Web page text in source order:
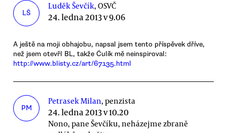
LŠ
Luděk Ševčík, OSVČ
24. ledna 2013 v 9.06
A ještě na moji obhajobu, napsal jsem tento příspěvek dříve,
než jsem otevřl BL, takže Čulík mě neinspiroval:
http://www.blisty.cz/art/67135.html
PM
Petrasek Milan, penzista
24. ledna 2013 v 10.20
Nono, pane Ševčíku, neházejme zbraně